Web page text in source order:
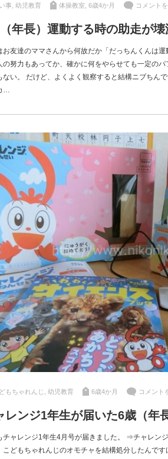
事 幼児教育 体操教室 6歳4か月 コメントを
年長）運動する時の助走が
お友達のママさんから何故だか「だっちんくんは
の努力もあってか、確かに何をやらせても一定の
ない。 だけど、よくよく観察すると結構ニブちん
…
もちゃれんじ 幼児教育 6歳4か月 コメント
レンジ1年生が届いた6歳（年
チャレンジ1年生4月号が届きました。 ⇒チャレン
こどもちゃれんじのオモチャを結構処分したんで